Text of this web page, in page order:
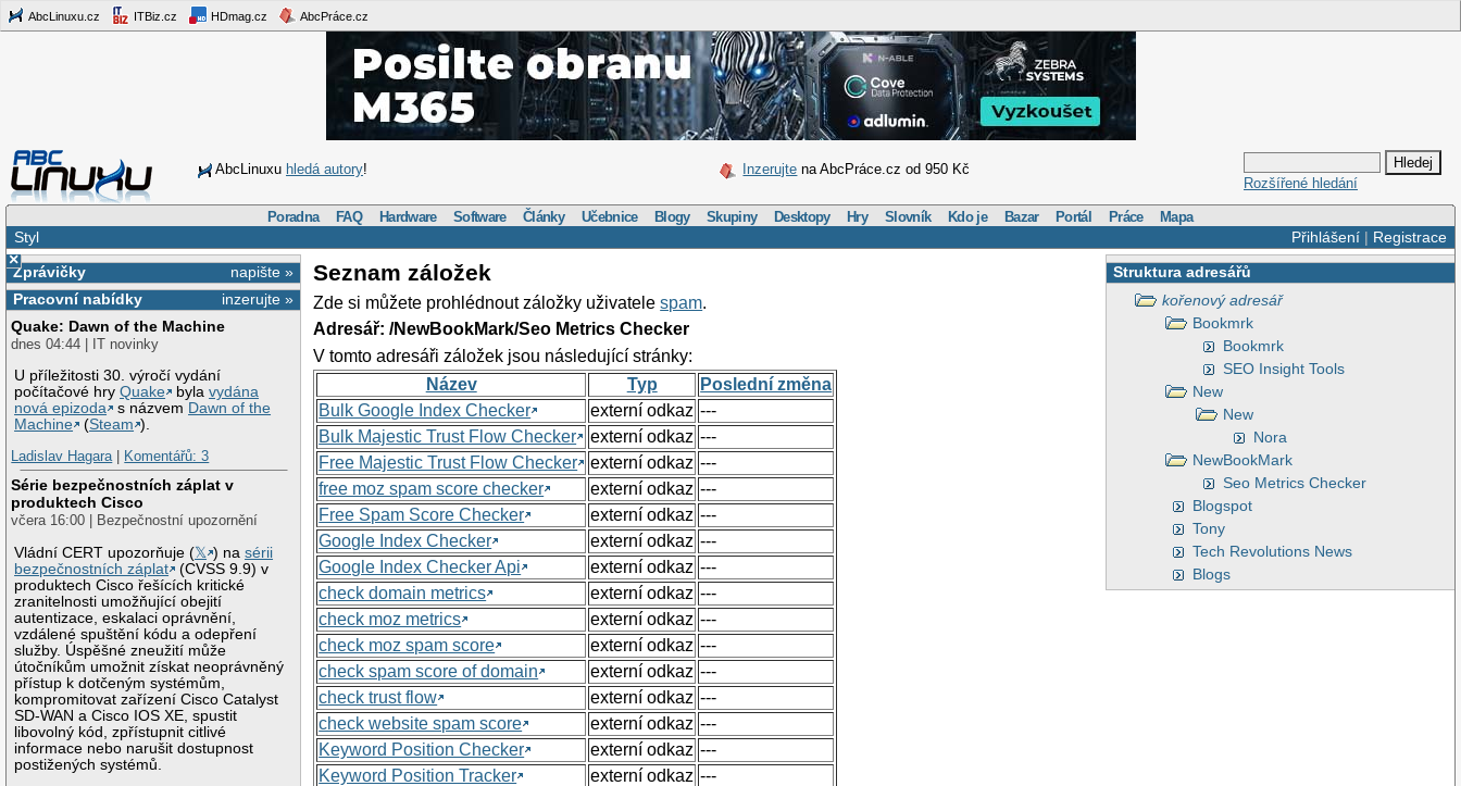
AbcLinuxu.cz ITBiz.cz HDmag.cz AbcPráce.cz
AbcLinuxu hledá autory! Inzerujte na AbcPráce.cz od 950 Kč
Rozšířené hledání
Poradna FAQ Hardware Software Články Učebnice Blogy Skupiny Desktopy Hry Slovník Kdo je Bazar Portál Práce Mapa
Přihlášení| Registrace
Styl
×
napište »
Zprávičky
inzerujte »
Pracovní nabídky
Quake: Dawn of the Machine
dnes 04:44 | IT novinky
U příležitosti 30. výročí vydání
počítačové hryQuake bylavydána
nová epizoda
s názvem Dawn of the
Machine
(Steam ).
Ladislav Hagara| Komentářů: 3
Série bezpečnostních záplat v
produktech Cisco
včera 16:00 | Bezpečnostní upozornění
Vládní CERT upozorňuje (𝕏 ) nasérii
bezpečnostních záplat
(CVSS 9.9) v
produktech Cisco řešících kritické
zranitelnosti umožňující obejití
autentizace, eskalaci oprávnění,
vzdálené spuštění kódu a odepření
služby. Úspěšné zneužití může
útočníkům umožnit získat neoprávněný
přístup k dotčeným systémům,
kompromitovat zařízení Cisco Catalyst
SD-WAN a Cisco IOS XE, spustit
libovolný kód, zpřístupnit citlivé
informace nebo narušit dostupnost
postižených systémů.
Struktura adresářů
kořenový adresář
Bookmrk
Bookmrk
SEO Insight Tools
New
New
Nora
NewBookMark
Seo Metrics Checker
Blogspot
Tony
Tech Revolutions News
Blogs
Seznam záložek
Zde si můžete prohlédnout záložky uživatelespam.
Adresář: /NewBookMark/Seo Metrics Checker
V tomto adresáři záložek jsou následující stránky:
Název
Typ
Poslední změna
Bulk Google Index Checker
externí odkaz ---
Bulk Majestic Trust Flow Checker
externí odkaz ---
Free Majestic Trust Flow Checker
externí odkaz ---
free moz spam score checker
externí odkaz ---
Free Spam Score Checker
externí odkaz ---
Google Index Checker
externí odkaz ---
Google Index Checker Api
externí odkaz ---
check domain metrics
externí odkaz ---
check moz metrics
externí odkaz ---
check moz spam score
externí odkaz ---
check spam score of domain
externí odkaz ---
check trust flow
externí odkaz ---
check website spam score
externí odkaz ---
Keyword Position Checker
externí odkaz ---
Keyword Position Tracker
externí odkaz ---